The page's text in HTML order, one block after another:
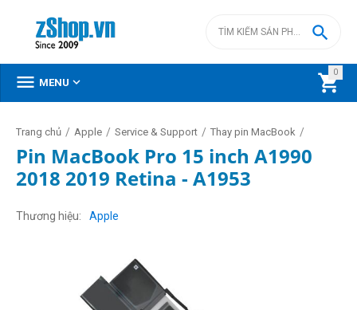
0


 MENU 
Trang chủ / Apple / Service & Support / Thay pin MacBook /
Pin MacBook Pro 15 inch A1990
2018 2019 Retina - A1953
Thương hiệu Apple